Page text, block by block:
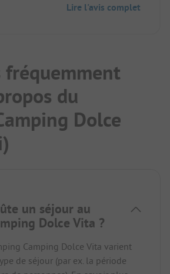
du moins nous n'en avons pas
Lire l'avis complet
fréquemment
du
Dolce
un séjour au
Dolce Vita ?
Camping Dolce Vita varient
de séjour (par ex. la période